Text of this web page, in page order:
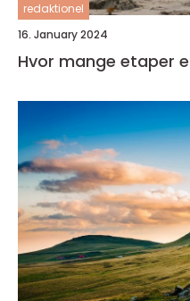
redaktionel
16. January 2024
Hvor mange etaper